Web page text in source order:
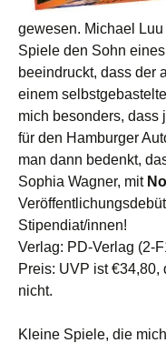
gewesen. Michael
Spiele den Sohn
beeindruckt, dass der
einem
mich besonders, dass
für den Hamburger
man dann bedenkt,
Sophia Wagner, mit
Stipendiat/innen!
Verlag: PD-Verlag (2-
Preis: UVP ist
nicht.
Kleine Spiele, die mich